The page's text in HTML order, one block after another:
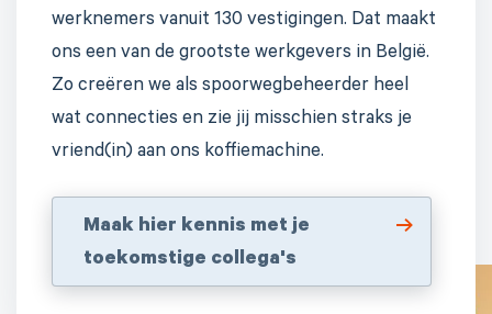
werknemers vanuit 130 vestigingen. Dat maakt
ons een van de grootste werkgevers in België.
Zo creëren we als spoorwegbeheerder heel
wat connecties en zie jij misschien straks je
vriend(in) aan ons koffiemachine.
Maak hier kennis met je
toekomstige collega's